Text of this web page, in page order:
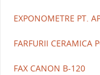
EXPONOMETRE PT.
FARFURII CERAMICA
FAX CANON B-120